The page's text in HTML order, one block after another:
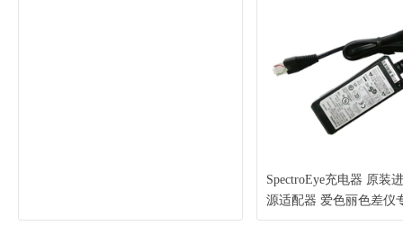
SpectroEye充电器 原装
源适配器 爱色丽色差仪
（X-Rite 爱色丽）